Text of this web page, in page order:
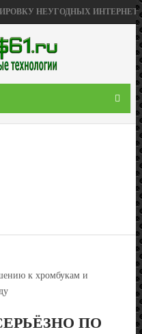
НЕУГОДНЫХ ИНТЕРНЕТ-
к хромбукам и
ПО